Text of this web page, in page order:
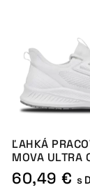
ĽAHKÁ
MOVA ULTRA
60,49 € s